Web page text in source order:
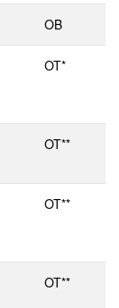
OB
OT*
OT**
OT**
OT**